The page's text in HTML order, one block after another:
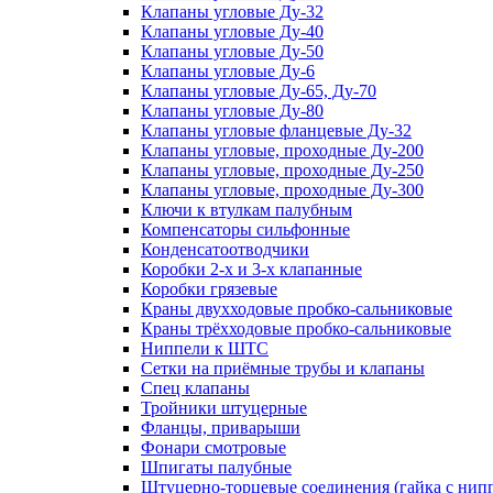
Клапаны угловые Ду-32
Клапаны угловые Ду-40
Клапаны угловые Ду-50
Клапаны угловые Ду-6
Клапаны угловые Ду-65, Ду-70
Клапаны угловые Ду-80
Клапаны угловые фланцевые Ду-32
Клапаны угловые, проходные Ду-200
Клапаны угловые, проходные Ду-250
Клапаны угловые, проходные Ду-300
Ключи к втулкам палубным
Компенсаторы сильфонные
Конденсатоотводчики
Коробки 2-х и 3-х клапанные
Коробки грязевые
Краны двухходовые пробко-сальниковые
Краны трёхходовые пробко-сальниковые
Ниппели к ШТС
Сетки на приёмные трубы и клапаны
Спец клапаны
Тройники штуцерные
Фланцы, приварыши
Фонари смотровые
Шпигаты палубные
Штуцерно-торцевые соединения (гайка с